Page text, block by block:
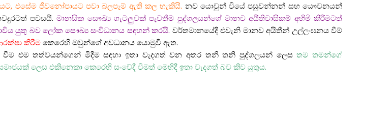
එසේම ජීවනෝපායට පවා බලපෑම් ඇති කල හැකියි. නව යොවුන් වියේ පසුවන්නන් සහ යෞවනයන්
පවසයි.මානසික සෞඛ්‍ය ගැටලුවක් පැවතීම පුද්ගලයන්ගේ මානව අයිතිවාසිකම් අහිමි කිරීමටත්
යුතු බව ලෝක සෞඛ්‍ය සංවිධානය සඳහන් කරයි. වර්තමානයේදී එවැනි මානව අයිතීන් උල්ලංඝනය වීම්
කිරීමකෙරෙහි ඔවුන්ගේ අවධානය යොමුවී ඇත.
වීම එම තත්වයන්ගෙන් මිදීම සඳහා ඉතා වැදගත් වන අතර තනි තනි පුද්ගලයන් ලෙසතම තමන්ගේ
ලෙස එකිනෙකා කෙරෙහි සංවේදී වීමත් මෙහිදී ඉතා වැදගත් බව කිව යුතුය.